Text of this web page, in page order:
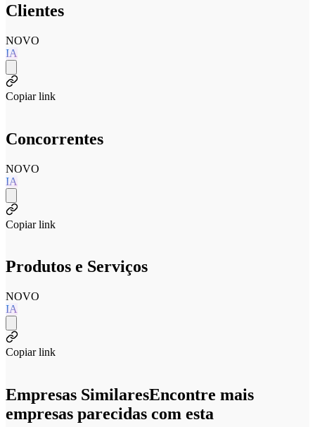
Clientes
NOVO
IA
Copiar link
Concorrentes
NOVO
IA
Copiar link
Produtos e Serviços
NOVO
IA
Copiar link
Empresas SimilaresEncontre mais
empresas parecidas com esta